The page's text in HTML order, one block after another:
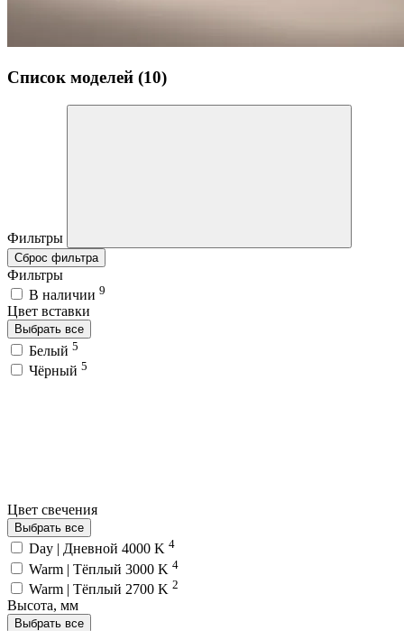
Список моделей (10)
Фильтры
Сброс фильтра
Фильтры
В наличии 9
Цвет вставки
Выбрать все
Белый 5
Чёрный 5
Цвет свечения
Выбрать все
Day | Дневной 4000 K 4
Warm | Тёплый 3000 K 4
Warm | Тёплый 2700 K 2
Высота, мм
Выбрать все